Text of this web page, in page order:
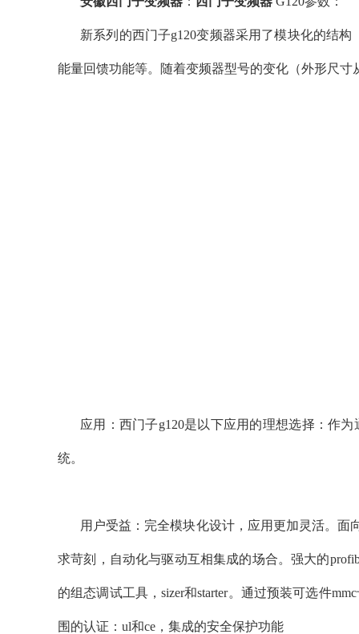
新系列的西门子g120变频器采用了模块化的结
能量回馈功能等。随着变频器型号的变化（外形尺
应用：西门子g120是以下应用的理想选择：作
统。
用户受益：完全模块化设计，应用更加灵活。
求苛刻，自动化与驱动互相集成的场合。强大的
的组态调试工具，sizer和starter。通过预装可选件
围的认证：ul和ce，集成的安全保护功能